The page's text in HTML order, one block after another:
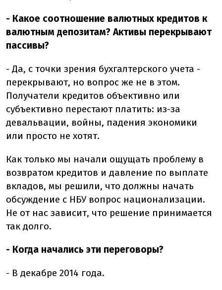
- Какое соотношение валютных кредитов к
валютным депозитам? Активы перекрывают
пассивы?
- Да, с точки зрения бухгалтерского учета -
перекрывают, но вопрос же не в этом.
Получатели кредитов объективно или
субъективно перестают платить: из-за
девальвации, войны, падения экономики
или просто не хотят.
Как только мы начали ощущать проблему в
возвратом кредитов и давление по выплате
вкладов, мы решили, что должны начать
обсуждение с НБУ вопрос национализации.
Не от нас зависит, что решение принимается
так долго.
- Когда начались эти переговоры?
- В декабре 2014 года.